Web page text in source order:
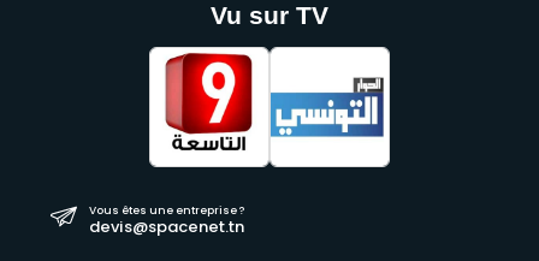
Vu sur TV
Vous êtes une entreprise ?
devis@spacenet.tn